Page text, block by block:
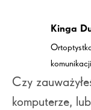
Kinga
Czy
komputerze,